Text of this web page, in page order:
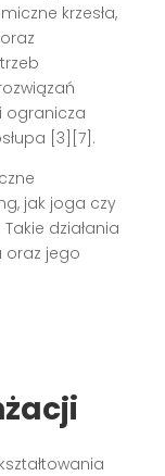
krzesła,
ogranicza
[3][7] .
jak joga czy
działania
oraz jego